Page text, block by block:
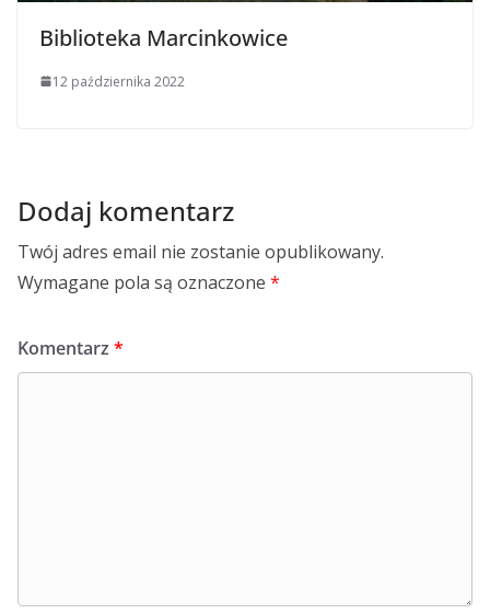
Biblioteka Marcinkowice
12 października 2022
Dodaj komentarz
Twój adres email nie zostanie opublikowany.
Wymagane pola są oznaczone *
Komentarz *